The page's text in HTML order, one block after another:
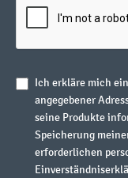
Ich erkläre mich
angegebener
seine Produkte
Speicherung
erforderlichen